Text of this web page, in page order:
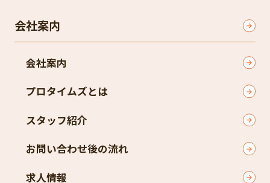
会社案内
会社案内
プロタイムズとは
スタッフ紹介
お問い合わせ後の流れ
求人情報